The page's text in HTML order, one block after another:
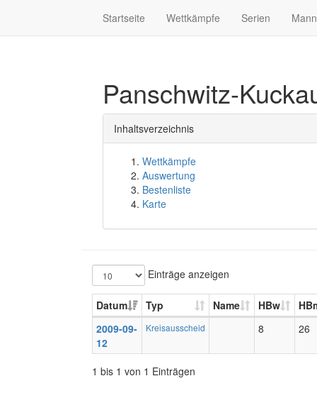
Startseite Wettkämpfe Serien
Panschwitz-
Inhaltsverzeichnis
Wettkämpfe
Auswertung
Bestenliste
Karte
Einträge anzeigen
Datum Typ Name HBw
2009-09-
12
Kreisausscheid 8 26
1 bis 1 von 1 Einträgen